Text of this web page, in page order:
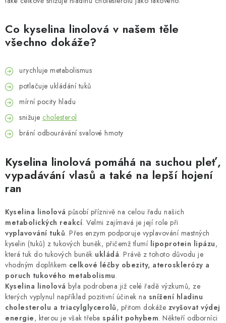
Co kyselina linolová v našem těle
všechno dokáže?
urychluje metabolismus
potlačuje ukládání tuků
mírní pocity hladu
snižuje cholesterol
brání odbourávání svalové hmoty
Kyselina linolová pomáhá na suchou pleť,
vypadávání vlasů a také na lepší hojení
ran
Kyselina linolová působí příznivě na celou řadu našich
metabolických reakcí. Velmi zajímavá je její role při
vyplavování tuků. Přes enzym podporuje vyplavování mastných
kyselin (tuků) z tukových buněk, přičemž tlumí lipoprotein lipázu,
která tuk do tukových buněk ukládá. Právě z tohoto důvodu je
vhodným doplňkem celkové léčby obezity, aterosklerózy a
poruch tukového metabolismu.
Kyselina linolová byla podrobena již celé řadě výzkumů, ze
kterých vyplynul například pozitivní účinek na snížení hladinu
cholesterolu a triacylglycerolů, přitom dokáže zvyšovat výdej
energie, kterou je však třeba spálit pohybem. Někteří odborníci